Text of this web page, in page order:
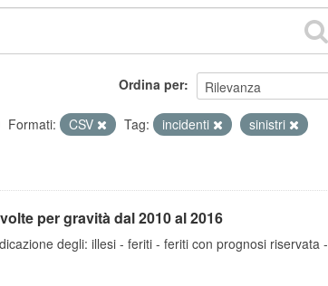
Ordina per
Formati: CSV Tag: incidenti
sinistri
per gravità dal 2010 al 2016
degli: illesi - feriti - feriti con prognosi riservata -